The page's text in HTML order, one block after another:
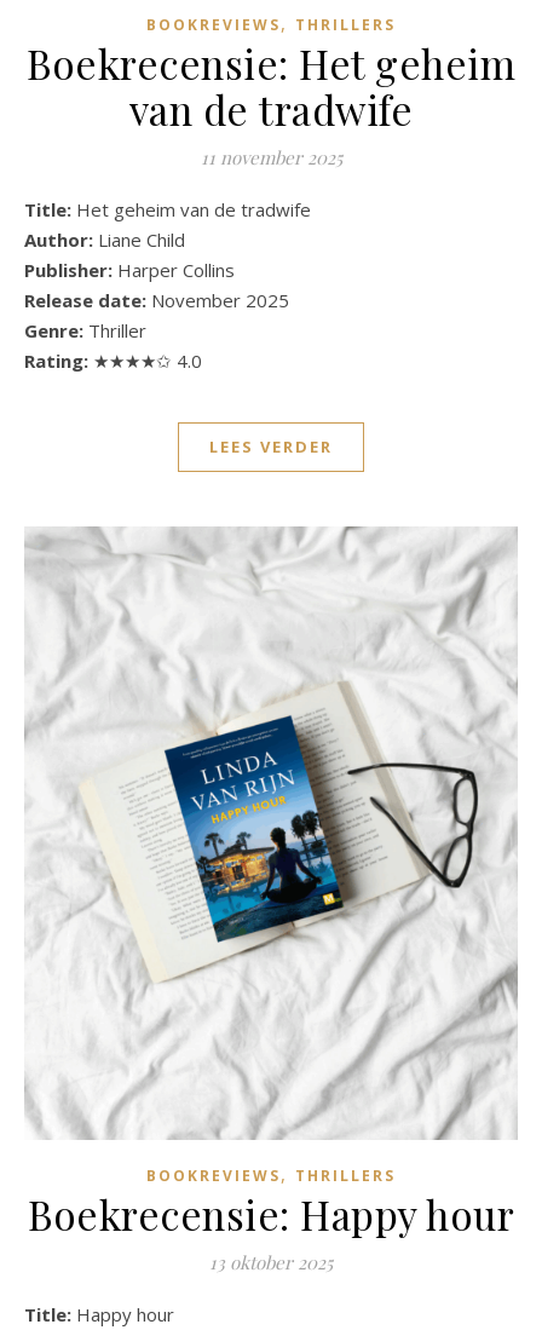
BOOKREVIEWS, THRILLERS
Boekrecensie: Het geheim
van de tradwife
11 november 2025
Title: Het geheim van de tradwife
Author: Liane Child
Publisher: Harper Collins
Release date: November 2025
Genre: Thriller
Rating: ★★★★✩ 4.0
LEES VERDER
BOOKREVIEWS, THRILLERS
Boekrecensie: Happy hour
13 oktober 2025
Title: Happy hour